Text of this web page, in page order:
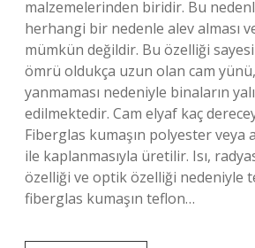
malzemelerinden biridir. Bu
herhangi bir nedenle alev alması
mümkün değildir. Bu özelliği
ömrü oldukça uzun olan cam
yanmaması nedeniyle binaların
edilmektedir. Cam elyaf kaç
Fiberglas kumaşın polyester veya
ile kaplanmasıyla üretilir. Isı,
özelliği ve optik özelliği nedeniyle
fiberglas kumaşın teflon…